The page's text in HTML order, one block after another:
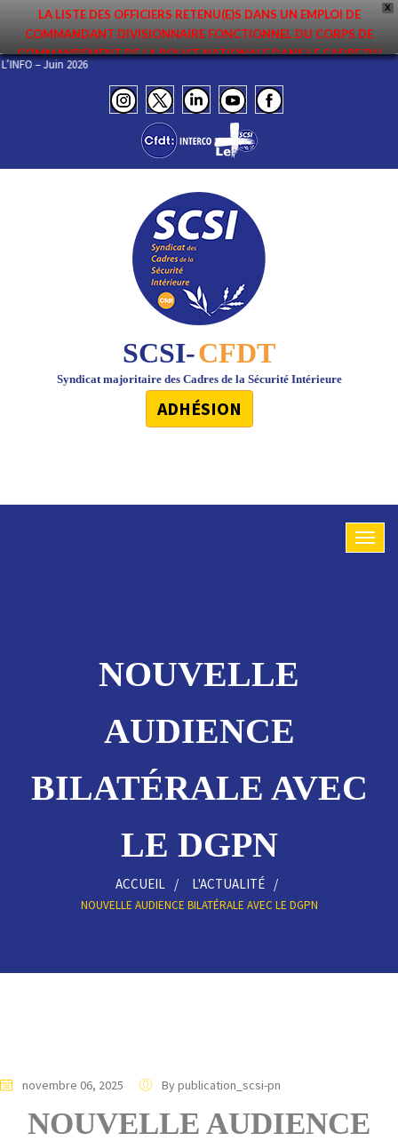
X
LA LISTE DES OFFICIERS RETENU(E)S DANS UN EMPLOI DE
COMMANDANT DIVISIONNAIRE FONCTIONNEL DU CORPS DE
COMMANDEMENT DE LA POLICE NATIONALE DANS LE CADRE DU
PREMIER MOUVEMENT 2026 A ÉTÉ DIFFUSÉE. ELLE EST DISPONIBLE EN
PAGES PROTÉGÉES DU SITE. FÉLICITATIONS AUX NOMMÉ(E)S !
DE L’INFO – Juin 2026
SCSI-CFDT
Syndicat majoritaire des Cadres de la Sécurité Intérieure
ADHÉSION
NOUVELLE
AUDIENCE
BILATÉRALE AVEC
LE DGPN
ACCUEIL L'ACTUALITÉ
NOUVELLE AUDIENCE BILATÉRALE AVEC LE DGPN
novembre 06, 2025 By publication_scsi-pn
NOUVELLE AUDIENCE